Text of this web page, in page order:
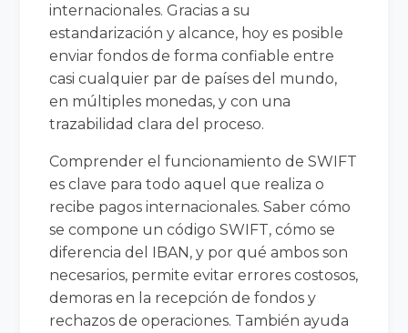
internacionales. Gracias a su
estandarización y alcance, hoy es posible
enviar fondos de forma confiable entre
casi cualquier par de países del mundo,
en múltiples monedas, y con una
trazabilidad clara del proceso.
Comprender el funcionamiento de SWIFT
es clave para todo aquel que realiza o
recibe pagos internacionales. Saber cómo
se compone un código SWIFT, cómo se
diferencia del IBAN, y por qué ambos son
necesarios, permite evitar errores costosos,
demoras en la recepción de fondos y
rechazos de operaciones. También ayuda